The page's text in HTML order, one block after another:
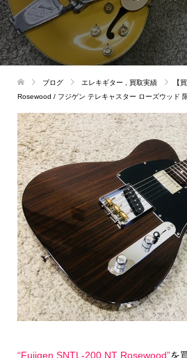
ブログ エレキギター 買取実績
【
Rosewood / フジゲン テレキャスター ローズウッド
“Fujigen SNTL-200 NT Rosewood”を